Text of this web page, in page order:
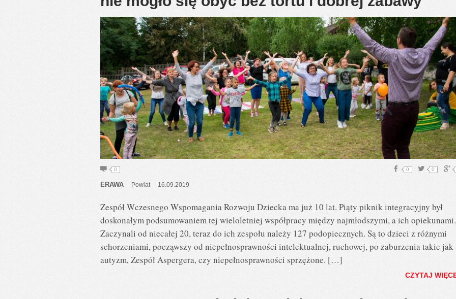
0 0
0
ERAWA Powiat 16.09.2019
Zespół Wczesnego Wspomagania Rozwoju Dziecka ma już 10 lat. Piąty piknik integracyjny był
doskonałym podsumowaniem tej wieloletniej współpracy między najmłodszymi, a ich
Zaczynali od niecałej 20, teraz do ich zespołu należy 127 podopiecznych. Są to dzieci z różnymi
schorzeniami, począwszy od niepełnosprawności intelektualnej, ruchowej, po zaburzenia takie jak
autyzm, Zespół Aspergera, czy niepełnosprawności sprzężone. […]
CZYTAJ